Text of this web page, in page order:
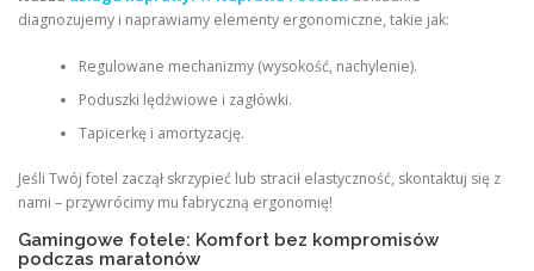
diagnozujemy i naprawiamy elementy ergonomiczne, takie jak:
Regulowane mechanizmy (wysokość, nachylenie).
Poduszki lędźwiowe i zagłówki.
Tapicerkę i amortyzację.
Jeśli Twój fotel zaczął skrzypieć lub stracił elastyczność, skontaktuj się z
nami – przywrócimy mu fabryczną ergonomię!
Gamingowe fotele: Komfort bez kompromisów
podczas maratonów